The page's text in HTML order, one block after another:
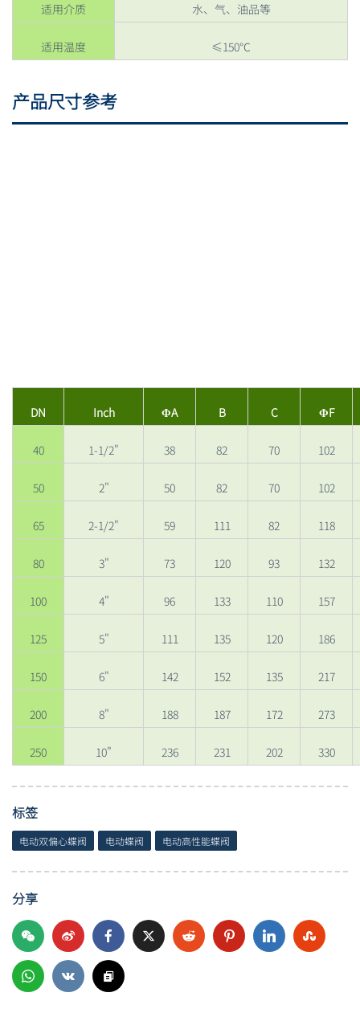
适用介质 水、气、油品等
适用温度 ≤150℃
产品尺寸参考
DN Inch ΦA B C ΦF
40 1-1/2" 38 82 70 102
50 2" 50 82 70 102
65 2-1/2" 59 111 82 118
80 3" 73 120 93 132
100 4" 96 133 110 157
125 5" 111 135 120 186
150 6" 142 152 135 217
200 8" 188 187 172 273
250 10" 236 231 202 330
标签
电动双偏心蝶阀 电动蝶阀 电动高性能蝶阀
分享